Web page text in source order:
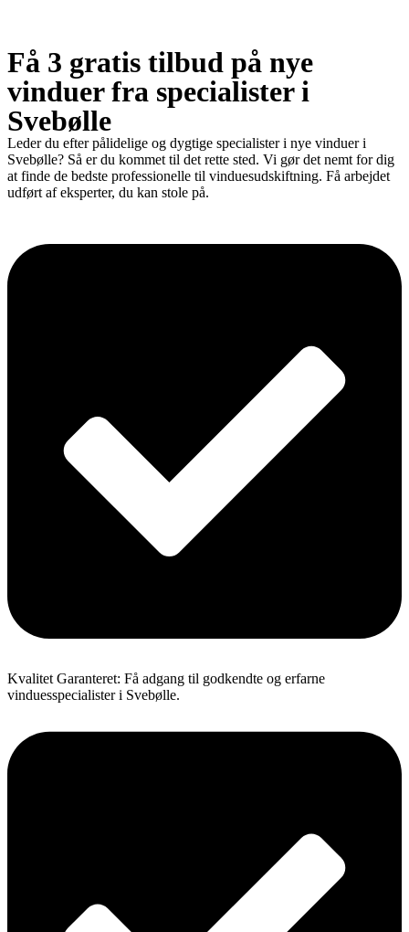
Få 3 gratis tilbud på nye
vinduer fra specialister i
Svebølle
Leder du efter pålidelige og dygtige specialister i nye vinduer i
Svebølle? Så er du kommet til det rette sted. Vi gør det nemt for dig
at finde de bedste professionelle til vinduesudskiftning. Få arbejdet
udført af eksperter, du kan stole på.
Kvalitet Garanteret: Få adgang til godkendte og erfarne
vinduesspecialister i Svebølle.